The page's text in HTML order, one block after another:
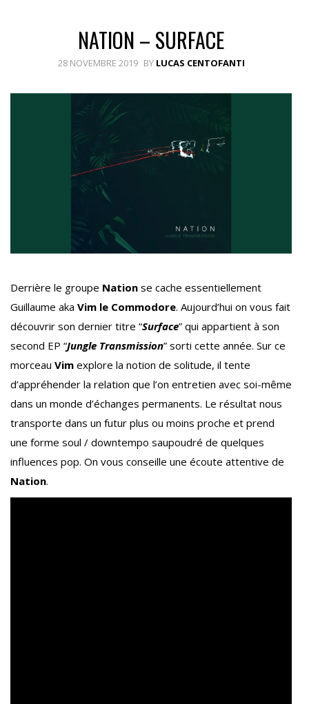
NATION – SURFACE
28 NOVEMBRE 2019 BY LUCAS CENTOFANTI
Derrière le groupe Nation se cache essentiellement
Guillaume aka Vim le Commodore. Aujourd’hui on vous fait
découvrir son dernier titre “Surface” qui appartient à son
second EP “Jungle Transmission” sorti cette année. Sur ce
morceau Vim explore la notion de solitude, il tente
d’appréhender la relation que l’on entretien avec soi-même
dans un monde d’échanges permanents. Le résultat nous
transporte dans un futur plus ou moins proche et prend
une forme soul / downtempo saupoudré de quelques
influences pop. On vous conseille une écoute attentive de
Nation.